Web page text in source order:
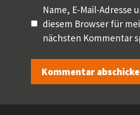
Name, E-Mail-Adresse
diesem Browser für
nächsten Kommentar